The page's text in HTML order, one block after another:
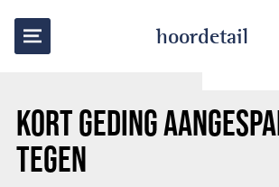
hoordetail
KORT GEDING
TEGEN
TERUG NAAR OVERZICHT